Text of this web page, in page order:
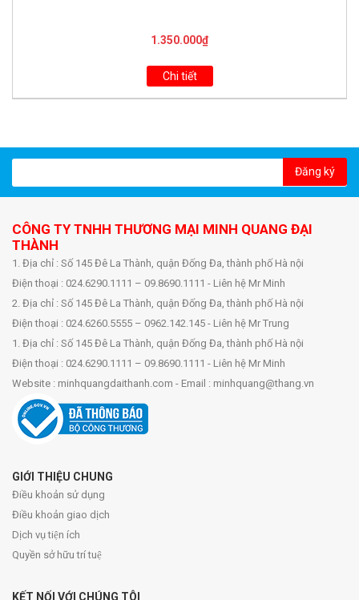
1.350.000₫
Chi tiết
Đăng ký
CÔNG TY TNHH THƯƠNG MẠI MINH QUANG ĐẠI
THÀNH
1. Địa chỉ : Số 145 Đê La Thành, quận Đống Đa, thành phố Hà nội
Điện thoại : 024.6290.1111 – 09.8690.1111 - Liên hệ Mr Minh
2. Địa chỉ : Số 145 Đê La Thành, quận Đống Đa, thành phố Hà nội
Điện thoại : 024.6260.5555 – 0962.142.145 - Liên hệ Mr Trung
1. Địa chỉ : Số 145 Đê La Thành, quận Đống Đa, thành phố Hà nội
Điện thoại : 024.6290.1111 – 09.8690.1111 - Liên hệ Mr Minh
Website : minhquangdaithanh.com - Email : minhquang@thang.vn
GIỚI THIỆU CHUNG
Điều khoản sử dụng
Điều khoản giao dịch
Dịch vụ tiện ích
Quyền sở hữu trí tuệ
KẾT NỐI VỚI CHÚNG TÔI